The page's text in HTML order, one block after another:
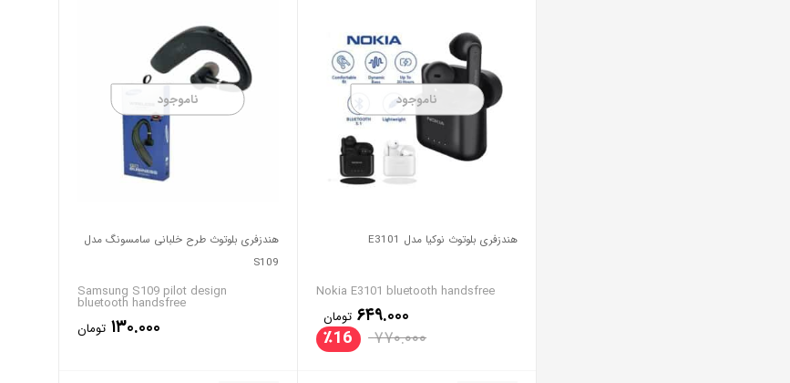
ناموجود
هندزفری بلوتوث نوکیا مدل E3101
Nokia E3101 bluetooth handsfree
۶۴۹.۰۰۰ تومان
٪16 ۷۷۰.۰۰۰
ناموجود
هندزفری بلوتوث طرح خلبانی سامسونگ مدل
S109
Samsung S109 pilot design
bluetooth handsfree
۱۳۰.۰۰۰ تومان